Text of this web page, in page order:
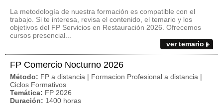
La metodología de nuestra formación es compatible con el
trabajo. Si te interesa, revisa el contenido, el temario y los
objetivos del FP Servicios en Restauración 2026. Ofrecemos
cursos presencial...
ver temario
FP Comercio Nocturno 2026
Método: FP a distancia | Formacion Profesional a distancia |
Ciclos Formativos
Temática: FP 2026
Duración: 1400 horas